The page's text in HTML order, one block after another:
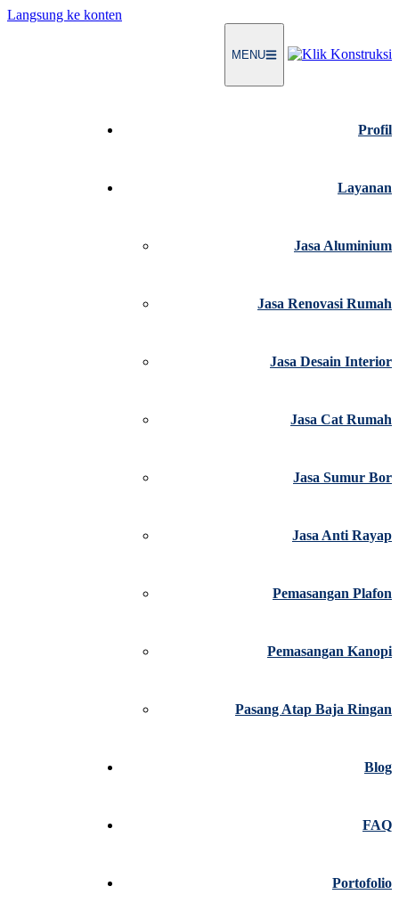
Langsung ke konten
MENU
Profil
Layanan
Jasa Aluminium
Jasa Renovasi Rumah
Jasa Desain Interior
Jasa Cat Rumah
Jasa Sumur Bor
Jasa Anti Rayap
Pemasangan Plafon
Pemasangan Kanopi
Pasang Atap Baja Ringan
Blog
FAQ
Portofolio